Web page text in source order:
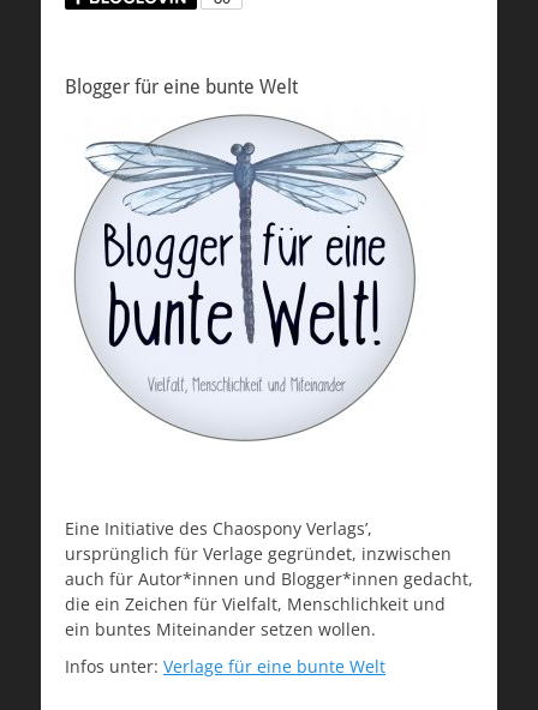
Blogger für eine bunte Welt
Eine Initiative des Chaospony Verlags’,
ursprünglich für Verlage gegründet, inzwischen
auch für Autor*innen und Blogger*innen gedacht,
die ein Zeichen für Vielfalt, Menschlichkeit und
ein buntes Miteinander setzen wollen.
Infos unter: Verlage für eine bunte Welt